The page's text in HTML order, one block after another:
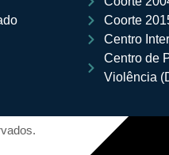
Coorte
Centro
Centro de
Violência